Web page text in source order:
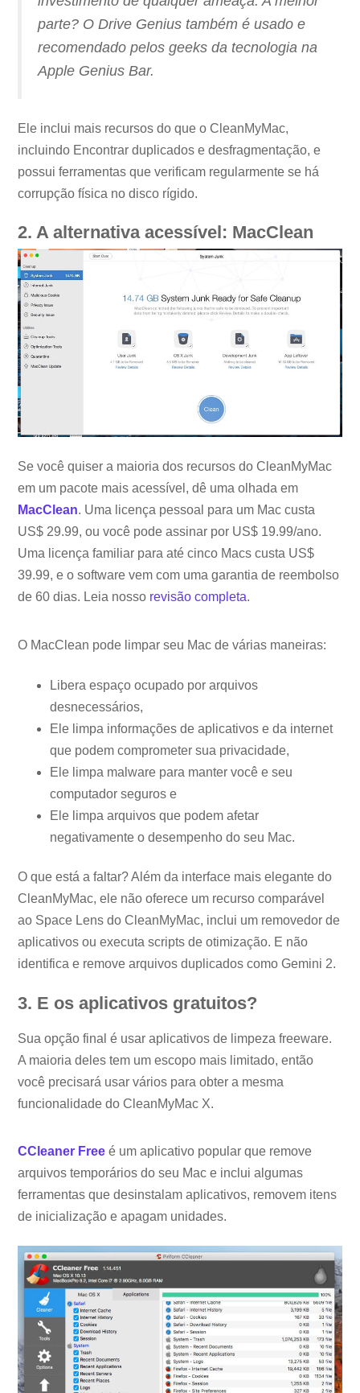
parte? O Drive Genius também é usado e
recomendado pelos geeks da tecnologia na
Apple Genius Bar.
Ele inclui mais recursos do que o CleanMyMac,
incluindo Encontrar duplicados e desfragmentação, e
possui ferramentas que verificam regularmente se há
corrupção física no disco rígido.
2. A alternativa acessível: MacClean
Se você quiser a maioria dos recursos do CleanMyMac
em um pacote mais acessível, dê uma olhada em
MacClean. Uma licença pessoal para um Mac custa
US$ 29.99, ou você pode assinar por US$ 19.99/ano.
Uma licença familiar para até cinco Macs custa US$
39.99, e o software vem com uma garantia de reembolso
de 60 dias. Leia nosso revisão completa.
O MacClean pode limpar seu Mac de várias maneiras:
Libera espaço ocupado por arquivos
desnecessários,
Ele limpa informações de aplicativos e da internet
que podem comprometer sua privacidade,
Ele limpa malware para manter você e seu
computador seguros e
Ele limpa arquivos que podem afetar
negativamente o desempenho do seu Mac.
O que está a faltar? Além da interface mais elegante do
CleanMyMac, ele não oferece um recurso comparável
ao Space Lens do CleanMyMac, inclui um removedor de
aplicativos ou executa scripts de otimização. E não
identifica e remove arquivos duplicados como Gemini 2.
3. E os aplicativos gratuitos?
Sua opção final é usar aplicativos de limpeza freeware.
A maioria deles tem um escopo mais limitado, então
você precisará usar vários para obter a mesma
funcionalidade do CleanMyMac X.
CCleaner Free é um aplicativo popular que remove
arquivos temporários do seu Mac e inclui algumas
ferramentas que desinstalam aplicativos, removem itens
de inicialização e apagam unidades.